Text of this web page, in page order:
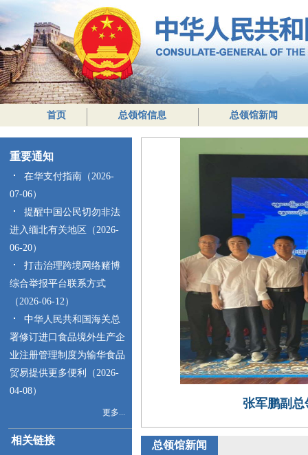
首页 总领馆信息 总领馆新闻
重要通知
在华支付指南（2026-
07-06）
提醒中国公民切勿非法
进入缅北有关地区（2026-
06-20）
打击治理跨境网络赌博
综合举报平台联系方式
（2026-06-12）
中华人民共和国海关总
署修订进口食品境外生产企
业注册管理制度为输华食品
贸易提供更多便利（2026-
04-08）
更多...
相关链接
张军鹏副
总领馆新闻